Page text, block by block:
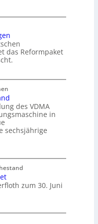
das Reformpaket
des VDMA
in
sechsjährige
zum 30. Juni